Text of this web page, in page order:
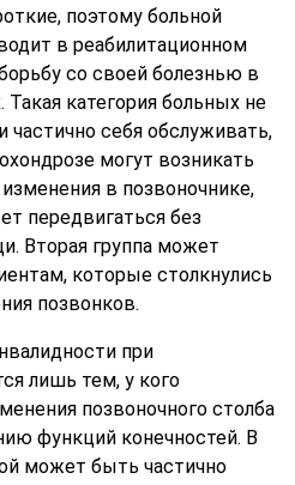
поэтому больной
в реабилитационном
со своей болезнью в
категория больных не
себя обслуживать,
могут возникать
в позвоночнике,
передвигаться без
Вторая группа может
которые столкнулись
позвонков.
при
лишь тем, у кого
позвоночного столба
функций конечностей. В
может быть частично